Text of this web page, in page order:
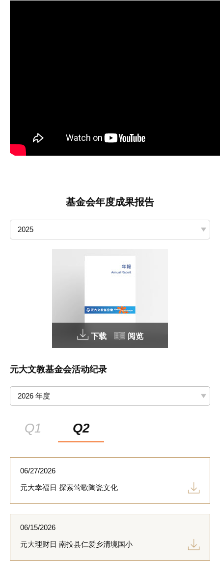
基金会年度成果报告
2025
下载 阅览
元大文教基金会活动纪录
2026 年度
Q1 Q2
06/27/2026
元大幸福日 探索莺歌陶瓷文化
06/15/2026
元大理财日 南投县仁爱乡清境国小